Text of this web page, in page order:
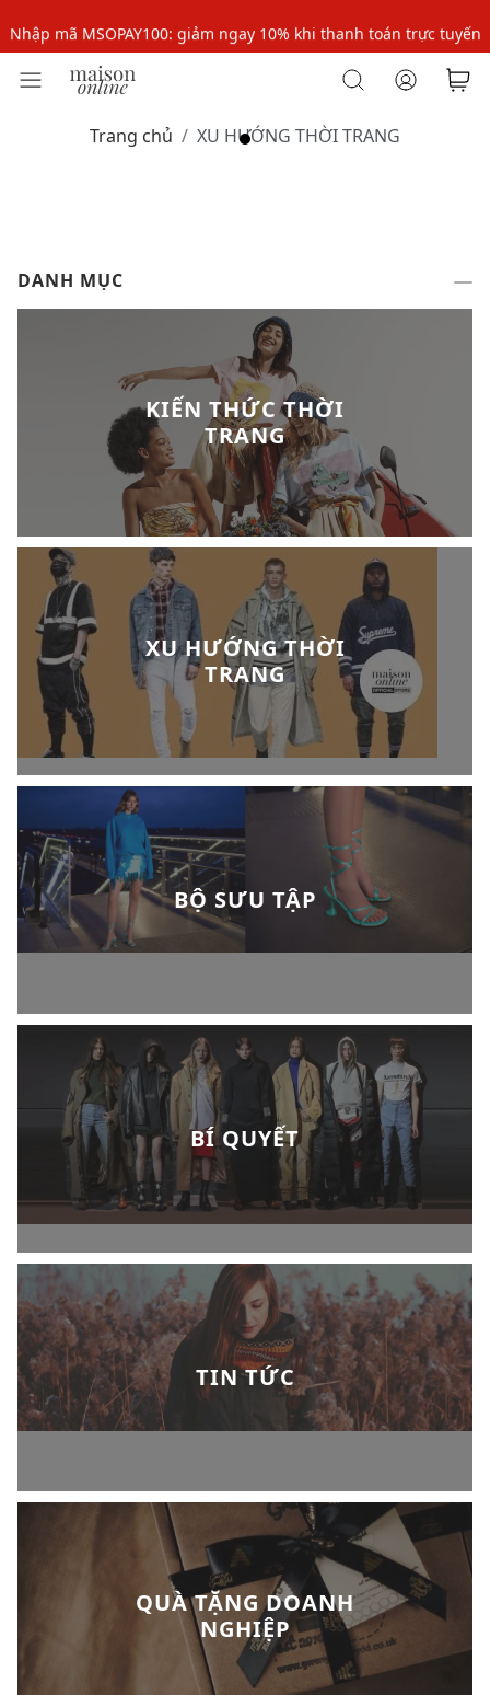
Nhập mã MSOPAY100: giảm ngay 10% khi thanh toán trực tuyến
Nhập mã: MSOXINCHAO - Giảm 10% đơn đầu cho thành viên mới!
Nhập mã: MSOXINCHAO - Giảm 10% đơn đầu cho thành viên mới!
Trang chủ XU HƯỚNG THỜI TRANG
DANH MỤC
KIẾN THỨC THỜI
TRANG
XU HƯỚNG THỜI
TRANG
BỘ SƯU TẬP
BÍ QUYẾT
TIN TỨC
QUÀ TẶNG DOANH
NGHIỆP